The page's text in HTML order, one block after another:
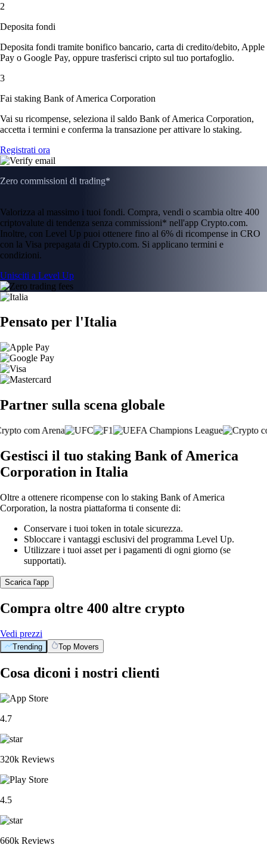
2
Deposita fondi
Deposita fondi tramite bonifico bancario, carta di credito/debito, Apple
Pay o Google Pay, oppure trasferisci cripto sul tuo portafoglio.
3
Fai staking Bank of America Corporation
Vai su ricompense, seleziona il saldo Bank of America Corporation,
accetta i termini e conferma la transazione per attivare lo staking.
Registrati ora
Zero commissioni di trading*
Valorizza al massimo i tuoi fondi. Compra, vendi o scambia oltre 400
criptovalute di tendenza senza commissioni* nell'app Crypto.com.
Inoltre, con Level Up puoi ottenere fino al 6% di ricompense in CRO
con la Visa prepagata di Crypto.com. Si applicano termini e
condizioni.
Unisciti a Level Up
Pensato per l'Italia
Partner sulla scena globale
Gestisci il tuo staking Bank of America
Corporation in Italia
Oltre a ottenere ricompense con lo staking Bank of America
Corporation, la nostra piattaforma ti consente di:
Conservare i tuoi token in totale sicurezza.
Sbloccare i vantaggi esclusivi del programma Level Up.
Utilizzare i tuoi asset per i pagamenti di ogni giorno (se
supportati).
Scarica l'app
Compra oltre 400 altre crypto
Vedi prezzi
Trending Top Movers
Cosa diconi i nostri clienti
4.7
320k Reviews
4.5
660k Reviews